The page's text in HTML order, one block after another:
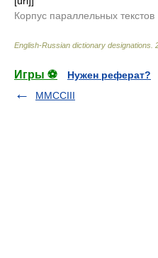
Корпус параллельных текстов
English-Russian dictionary designations
Игры ⚽
Нужен реферат?
MMCCIII